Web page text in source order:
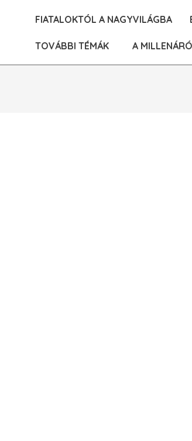
FIATALOKTÓL A NAGYVILÁGBA
TOVÁBBI TÉMÁK A